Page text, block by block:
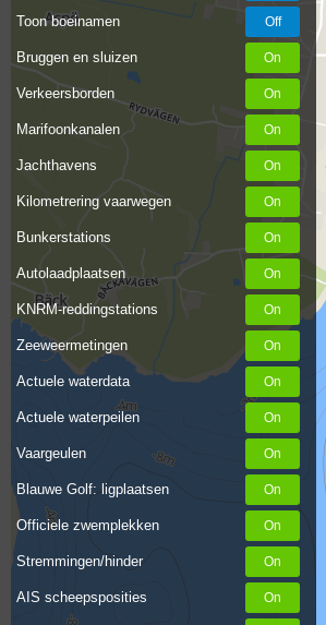
Toon boeinamen
Bruggen en sluizen
Verkeersborden
Marifoonkanalen
Jachthavens
Kilometrering vaarwegen
Bunkerstations
Autolaadplaatsen
KNRM-reddingstations
Zeeweermetingen
Actuele waterdata
Actuele waterpeilen
Vaargeulen
Blauwe Golf: ligplaatsen
Officiele zwemplekken
Stremmingen/hinder
AIS scheepsposities